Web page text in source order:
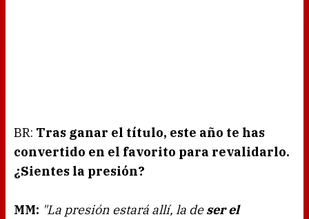
BR: Tras ganar el título, este año te has
convertido en el favorito para revalidarlo.
¿Sientes la presión?
MM: "La presión estará allí, la deser el